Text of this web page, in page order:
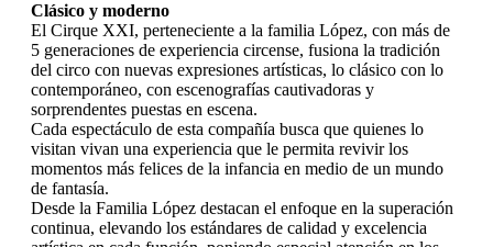
Clásico y moderno
El Cirque XXI, perteneciente a la familia López, con más de
5 generaciones de experiencia circense, fusiona la tradición
del circo con nuevas expresiones artísticas, lo clásico con lo
contemporáneo, con escenografías cautivadoras y
sorprendentes puestas en escena.
Cada espectáculo de esta compañía busca que quienes lo
visitan vivan una experiencia que le permita revivir los
momentos más felices de la infancia en medio de un mundo
de fantasía.
Desde la Familia López destacan el enfoque en la superación
continua, elevando los estándares de calidad y excelencia